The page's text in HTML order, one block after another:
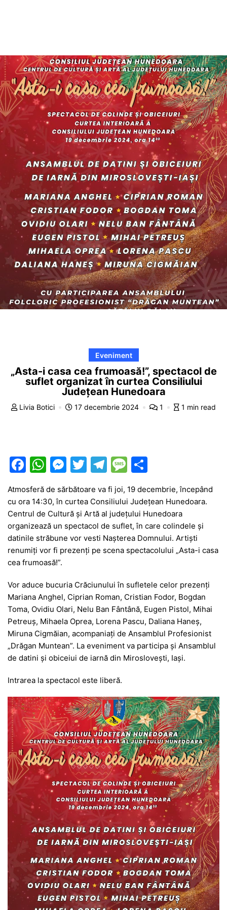
Eveniment
„Asta-i casa cea frumoasă!”, spectacol de
suflet organizat în curtea Consiliului
Județean Hunedoara
Livia Botici 17 decembrie 2024 1 1 min read
F
a
c
e
b
o
o
k
W
at
s
A
p
p
M
s
s
e
n
er
T
itt
er
T
el
e
gr
a
m
M
s
s
a
g
ta
je
a
z
Atmosferă de sărbătoare va fi joi, 19 decembrie, începând
cu ora 14:30, în curtea Consiliului Județean Hunedoara.
Centrul de Cultură și Artă al județului Hunedoara
organizează un spectacol de suflet, în care colindele și
datinile străbune vor vesti Nașterea Domnului. Artiști
renumiți vor fi prezenți pe scena spectacolului „Asta-i casa
cea frumoasă!”.
Vor aduce bucuria Crăciunului în sufletele celor prezenți
Mariana Anghel, Ciprian Roman, Cristian Fodor, Bogdan
Toma, Ovidiu Olari, Nelu Ban Fântână, Eugen Pistol, Mihai
Petreuș, Mihaela Oprea, Lorena Pascu, Daliana Haneș,
Miruna Cigmăian, acompaniați de Ansamblul Profesionist
„Drăgan Muntean”. La eveniment va participa și Ansamblul
de datini și obiceiui de iarnă din Miroslovești, Iași.
Intrarea la spectacol este liberă.